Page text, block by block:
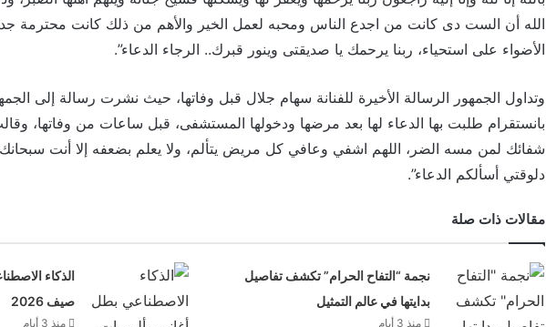
الله أن الست دى كانت من اجدع الناس ومحبه لعمل الخير والأهم من ذلك كانت محترمة
الأضواء على استحياء، ربنا يرحمك يا صديقتى وينور قبرك.. الرجاء الدعاء”.
وتداول الجمهور الرسالة الأخيرة للفنانة سهام جلال قبل وفاتها، حيث نشرت رسالة إلى
بانستقرام طلبت بها الدعاء لها بعد مرضها ودخولها المستشفى، قبل ساعات من وفاتها،
شفائك لمن مسه الضر، اللهم اشفي وعافي كل مريض يتألم، ولا يعلم بضعفه إلا أنت
دلوقتي أسألكم الدعاء”.
مقالات ذات صلة
نجمة “التفاح الحرام” تكشف تفاصيل
بدايتها في عالم التمثيل
منذ 3 أيام
الذكاء
صيف 2026
منذ 3 أيام